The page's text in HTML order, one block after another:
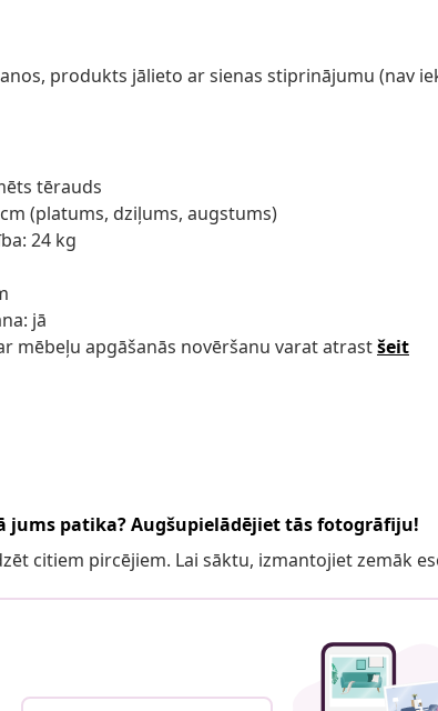
produkts jālieto ar sienas stiprinājumu (nav
tērauds
(platums, dziļums, augstums)
24 kg
jā
mēbeļu apgāšanās novēršanu varat atrastšeit
jums patika? Augšupielādējiet tās fotogrāfiju!
citiem pircējiem. Lai sāktu, izmantojiet zemāk